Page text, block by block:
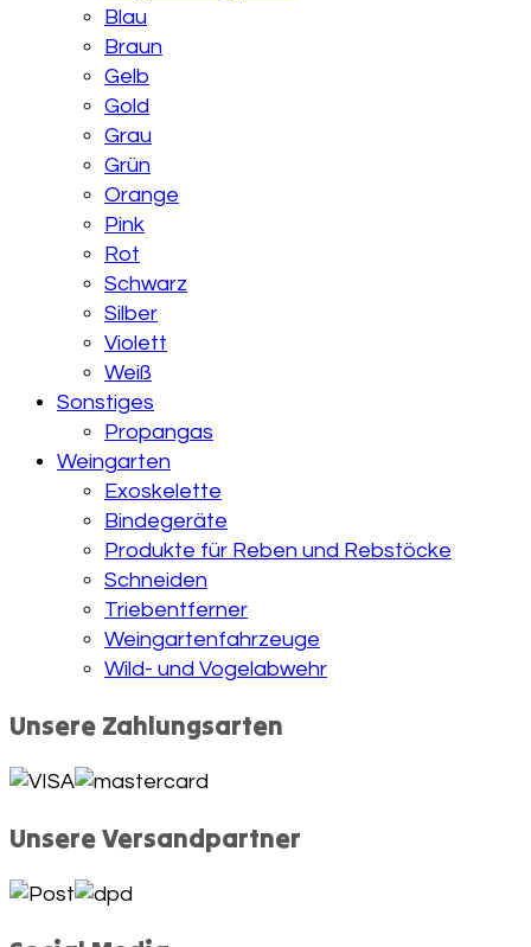
Blau
Braun
Gelb
Gold
Grau
Grün
Orange
Pink
Rot
Schwarz
Silber
Violett
Weiß
Sonstiges
Propangas
Weingarten
Exoskelette
Bindegeräte
Produkte für Reben und Rebstöcke
Schneiden
Triebentferner
Weingartenfahrzeuge
Wild- und Vogelabwehr
Unsere Zahlungsarten
Unsere Versandpartner